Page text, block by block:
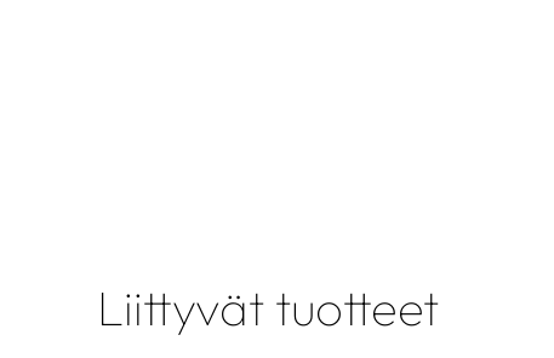
Liittyvät tuotteet